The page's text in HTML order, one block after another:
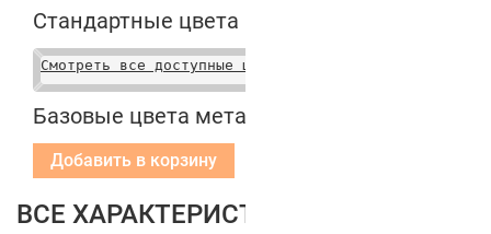
Стандартные цвета полотен
Смотреть все доступные цвета
Базовые цвета металлических коробок
Добавить в корзину
ВСЕ ХАРАКТЕРИСТИКИ